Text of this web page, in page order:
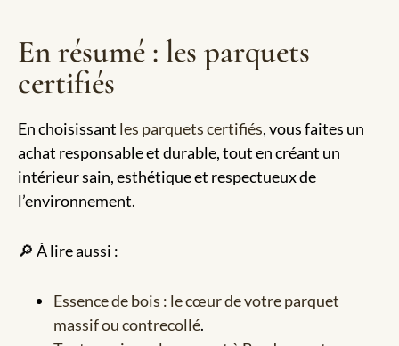
En résumé : les parquets
certifiés
En choisissant les parquets certifiés, vous faites un
achat responsable et durable, tout en créant un
intérieur sain, esthétique et respectueux de
l’environnement.
🔎 À lire aussi :
Essence de bois : le cœur de votre parquet
massif ou contrecollé.